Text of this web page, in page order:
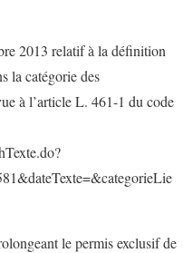
2013 relatif à la définition
la catégorie des
à l’article L. 461-1 du code
le permis exclusif de